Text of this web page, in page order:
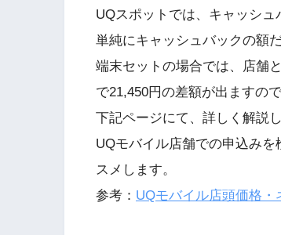
UQスポットでは、キャッシュ
単純にキャッシュバックの額
端末セットの場合では、店舗
で21,450円の差額が出ますの
下記ページにて、詳しく解説し
UQモバイル店舗での申込み
スメします。
参考： UQモバイル店頭価格・